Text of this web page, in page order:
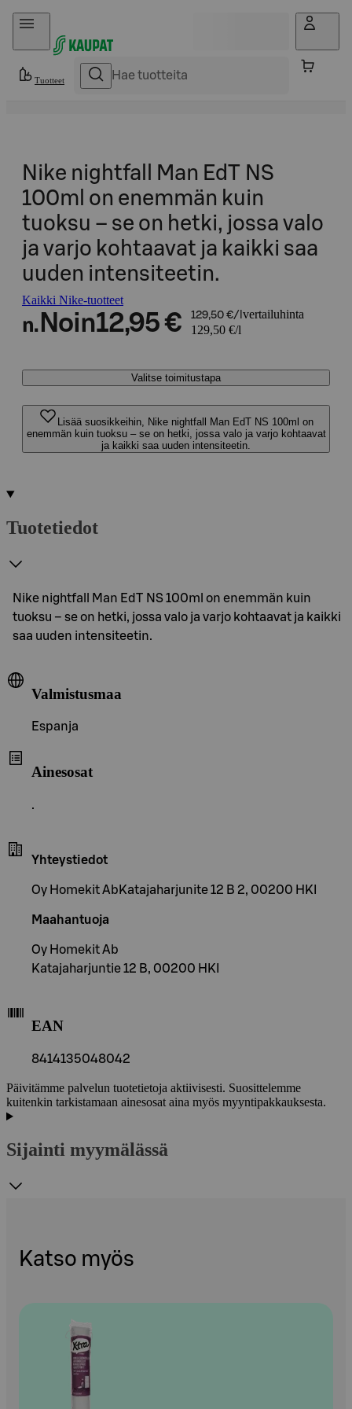
Hyppää sisältöön
Tuotteet
Nike nightfall Man EdT NS
100ml on enemmän kuin
tuoksu – se on hetki, jossa valo
ja varjo kohtaavat ja kaikki saa
uuden intensiteetin.
Kaikki Nike-tuotteet
n. Noin12,95 € 129,50 €/l vertailuhinta
129,50 €/l
Valitse toimitustapa
Lisää suosikkeihin, Nike nightfall Man EdT NS 100ml on
enemmän kuin tuoksu – se on hetki, jossa valo ja varjo kohtaavat
ja kaikki saa uuden intensiteetin.
Tuotetiedot
Nike nightfall Man EdT NS 100ml on enemmän kuin
tuoksu – se on hetki, jossa valo ja varjo kohtaavat ja kaikki
saa uuden intensiteetin.
Valmistusmaa
Espanja
Ainesosat
.
Yhteystiedot
Oy Homekit AbKatajaharjunite 12 B 2, 00200 HKI
Maahantuoja
Oy Homekit Ab
Katajaharjuntie 12 B, 00200 HKI
EAN
8414135048042
Päivitämme palvelun tuotetietoja aktiivisesti. Suosittelemme
kuitenkin tarkistamaan ainesosat aina myös myyntipakkauksesta.
Sijainti myymälässä
Katso myös